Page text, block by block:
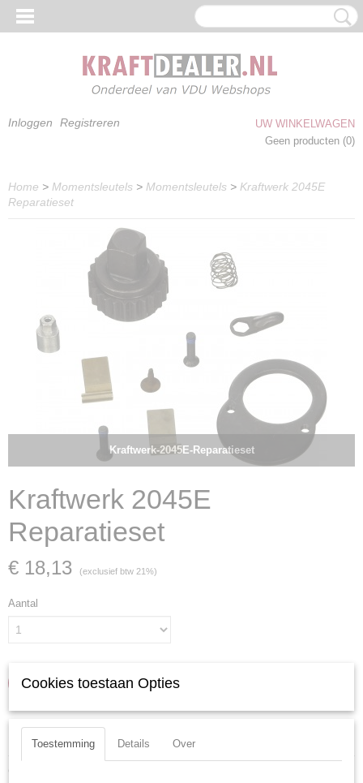
Inloggen Registreren
UW WINKELWAGEN
Geen producten (0)
Home > Momentsleutels > Momentsleutels > Kraftwerk 2045E
Reparatieset
Kraftwerk-2045E-Reparatieset
Kraftwerk 2045E
Reparatieset
€ 18,13 (exclusief btw 21%)
Aantal
IN WINKELWAGEN
Cookies toestaan Opties
Toestemming Details Over